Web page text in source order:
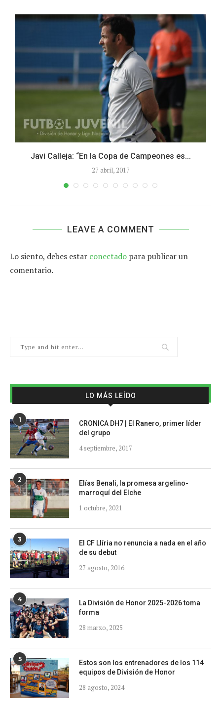
Javi Calleja: “En la Copa de Campeones es...
27 abril, 2017
LEAVE A COMMENT
Lo siento, debes estar conectado para publicar un
comentario.
LO MÁS LEÍDO
1
CRONICA DH7 | El Ranero, primer líder
del grupo
4 septiembre, 2017
2
Elías Benali, la promesa argelino-
marroquí del Elche
1 octubre, 2021
3
El CF Llíria no renuncia a nada en el año
de su debut
27 agosto, 2016
4
La División de Honor 2025-2026 toma
forma
28 marzo, 2025
5
Estos son los entrenadores de los 114
equipos de División de Honor
28 agosto, 2024